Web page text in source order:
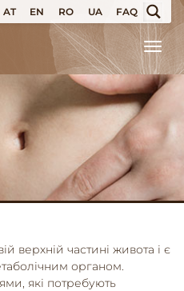
AT EN RO UA FAQ
верхній частині живота і є
органом.
які потребують